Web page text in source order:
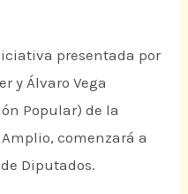
presentada por
y Álvaro Vega
Popular) de la
comenzará a
Diputados.